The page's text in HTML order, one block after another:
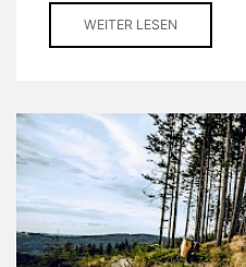
WEITER LESEN